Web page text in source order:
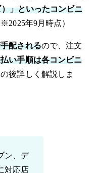
」といったコンビニ
※2025年9月時点）
配されるので、注文
い手順は各コンビニ
後詳しく解説しま
ン、デ
対応店